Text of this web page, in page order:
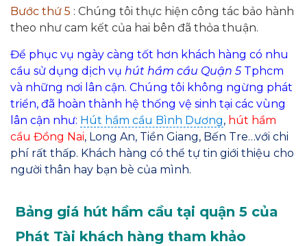
Bước thứ 5 : Chúng tôi thực hiện công tác bảo hành
theo như cam kết của hai bên đã thỏa thuận.
Để phục vụ ngày càng tốt hơn khách hàng có nhu
cầu sử dụng dịch vụ hút hầm cầu Quận 5Tphcm
và những nơi lân cận. Chúng tôi không ngừng phát
triển, đã hoàn thành hệ thống vệ sinh tại các vùng
lân cận như: Hút hầm cầu Bình Dương, hút hầm
cầu Đồng Nai, Long An, Tiền Giang, Bến Tre…với chi
phí rất thấp. Khách hàng có thể tự tin giới thiệu cho
người thân hay bạn bè của mình.
Bảng giá hút hầm cầu tại quận 5 của
Phát Tài khách hàng tham khảo